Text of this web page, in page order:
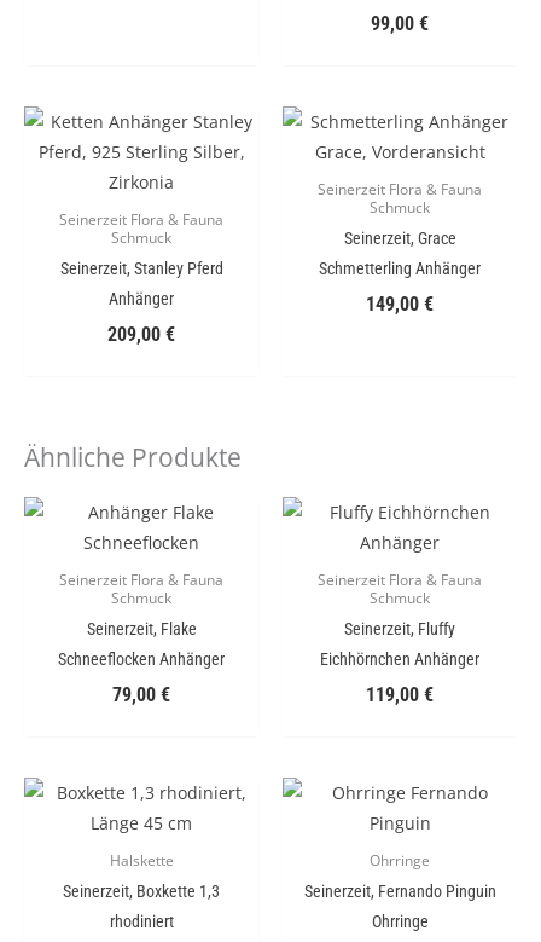
99,00 €
Seinerzeit Flora & Fauna
Schmuck
Seinerzeit, Stanley Pferd
Anhänger
209,00 €
Seinerzeit Flora & Fauna
Schmuck
Seinerzeit, Grace
Schmetterling Anhänger
149,00 €
Ähnliche Produkte
Seinerzeit Flora & Fauna
Schmuck
Seinerzeit, Flake
Schneeflocken Anhänger
79,00 €
Seinerzeit Flora & Fauna
Schmuck
Seinerzeit, Fluffy
Eichhörnchen Anhänger
119,00 €
Halskette
Seinerzeit, Boxkette 1,3
rhodiniert
Ohrringe
Seinerzeit, Fernando Pinguin
Ohrringe